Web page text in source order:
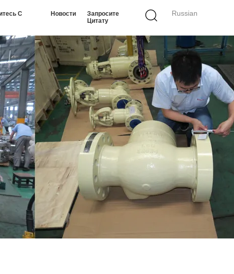
Russian
С
Новости
Запросите
Цитату